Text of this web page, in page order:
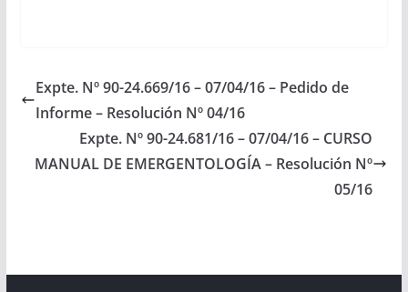
San Antonio de los
Cobres, a llevarse a
cabo el…
Expte. Nº 90-24.669/16 – 07/04/16 – Pedido de
Informe – Resolución Nº 04/16
Expte. Nº 90-24.681/16 – 07/04/16 – CURSO
MANUAL DE EMERGENTOLOGÍA – Resolución Nº
05/16